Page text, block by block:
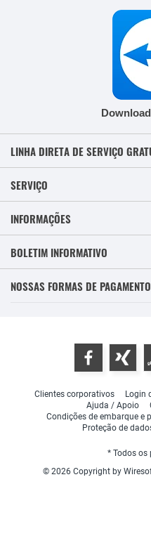
LINHA DIRETA DE SERVIÇO
SERVIÇO
INFORMAÇÕES
BOLETIM INFORMATIVO
NOSSAS FORMAS DE PAGAMENTO
Clientes corporativos Login
Ajuda / Apoio
Condições de embarque e
Proteção de
* Todos os
© 2026 Copyright by